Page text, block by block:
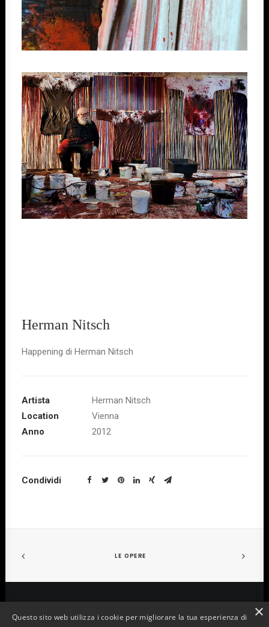
Herman Nitsch
Happening di Herman Nitsch
Artista
Herman Nitsch
Location
Vienna
Anno
2012
Condividi
LE OPERE
×
Questo sito web utilizza i cookie per migliorare la tua esperienza di